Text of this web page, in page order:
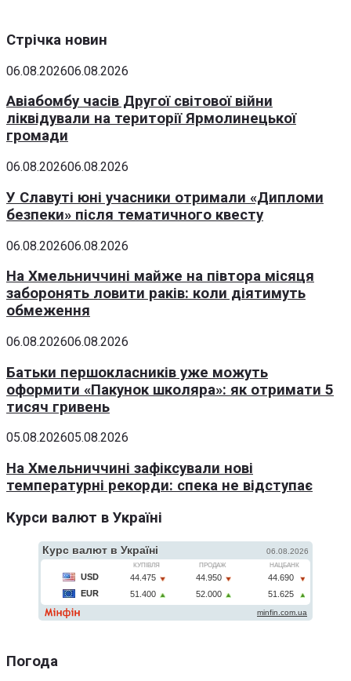
Стрічка новин
06.08.202606.08.2026
Авіабомбу часів Другої світової війни
ліквідували на території Ярмолинецької
громади
06.08.202606.08.2026
У Славуті юні учасники отримали «Дипломи
безпеки» після тематичного квесту
06.08.202606.08.2026
На Хмельниччині майже на півтора місяця
заборонять ловити раків: коли діятимуть
обмеження
06.08.202606.08.2026
Батьки першокласників уже можуть
оформити «Пакунок школяра»: як отримати 5
тисяч гривень
05.08.202605.08.2026
На Хмельниччині зафіксували нові
температурні рекорди: спека не відступає
Курси валют в Україні
Погода